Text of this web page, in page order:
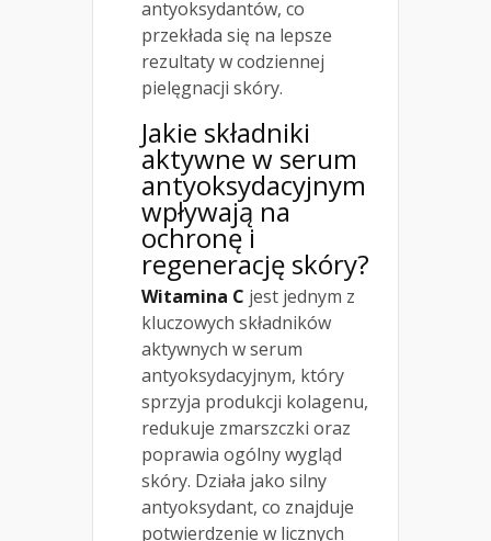
antyoksydantów, co
przekłada się na lepsze
rezultaty w codziennej
pielęgnacji skóry.
Jakie składniki
aktywne w serum
antyoksydacyjnym
wpływają na
ochronę i
regenerację skóry?
Witamina C jest jednym z
kluczowych składników
aktywnych w serum
antyoksydacyjnym, który
sprzyja produkcji kolagenu,
redukuje zmarszczki oraz
poprawia ogólny wygląd
skóry. Działa jako silny
antyoksydant, co znajduje
potwierdzenie w licznych